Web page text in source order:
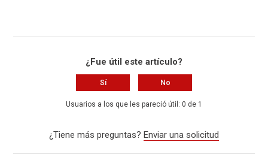
¿Fue útil este artículo?
Sí No
Usuarios a los que les pareció útil: 0 de 1
¿Tiene más preguntas? Enviar una solicitud